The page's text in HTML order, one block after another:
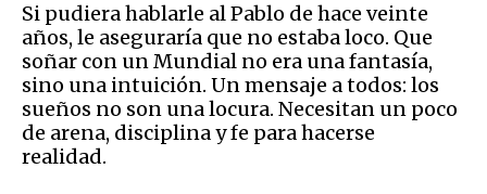
Si pudiera hablarle al Pablo de hace veinte
años, le aseguraría que no estaba loco. Que
soñar con un Mundial no era una fantasía,
sino una intuición. Un mensaje a todos: los
sueños no son una locura. Necesitan un poco
de arena, disciplina y fe para hacerse
realidad.